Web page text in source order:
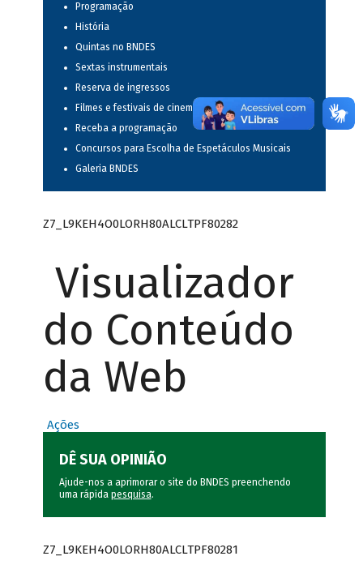
Programação
História
Quintas no BNDES
Sextas instrumentais
Reserva de ingressos
Filmes e festivais de cinema
Receba a programação
Concursos para Escolha de Espetáculos Musicais
Galeria BNDES
Z7_L9KEH4O0LORH80ALCLTPF80282
Visualizador
do Conteúdo
da Web
Ações
DÊ SUA OPINIÃO
Ajude-nos a aprimorar o site do BNDES preenchendo
uma rápida pesquisa.
Z7_L9KEH4O0LORH80ALCLTPF80281